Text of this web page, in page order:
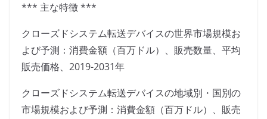
*** 主な特徴 ***
クローズドシステム転送デバイスの世界市場規模お
よび予測：消費金額（百万ドル）、販売数量、平均
販売価格、2019-2031年
クローズドシステム転送デバイスの地域別・国別の
市場規模および予測：消費金額（百万ドル）、販売